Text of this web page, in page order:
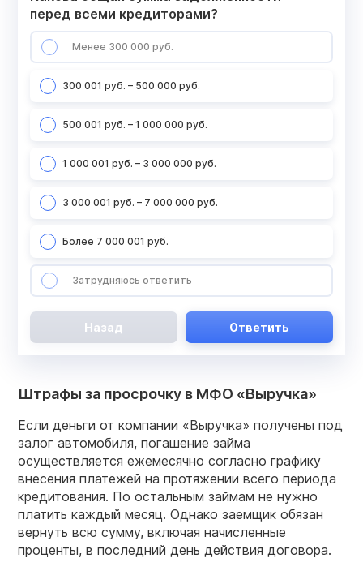
перед всеми кредиторами?
Менее 300 000 руб.
300 001 руб. – 500 000 руб.
500 001 руб. – 1 000 000 руб.
1 000 001 руб. – 3 000 000 руб.
3 000 001 руб. – 7 000 000 руб.
Более 7 000 001 руб.
Затрудняюсь ответить
Назад Ответить
Штрафы за просрочку в МФО «Выручка»
Если деньги от компании «Выручка» получены под
залог автомобиля, погашение займа
осуществляется ежемесячно согласно графику
внесения платежей на протяжении всего периода
кредитования. По остальным займам не нужно
платить каждый месяц. Однако заемщик обязан
вернуть всю сумму, включая начисленные
проценты, в последний день действия договора.